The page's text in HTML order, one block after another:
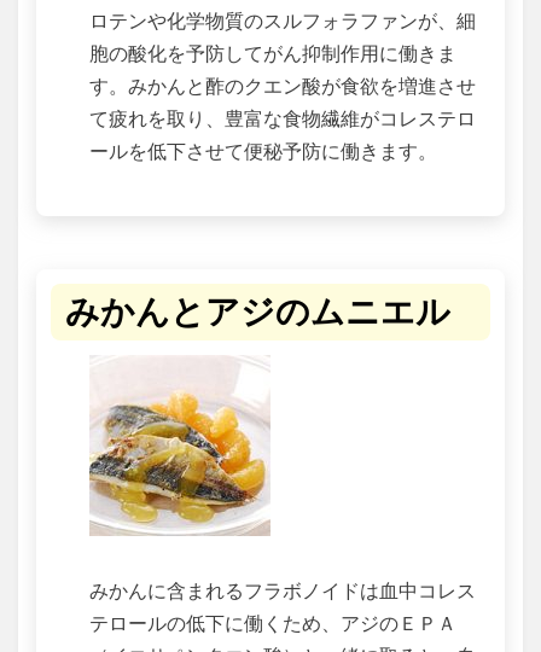
ロテンや化学物質のスルフォラファンが、細
胞の酸化を予防してがん抑制作用に働きま
す。みかんと酢のクエン酸が食欲を増進させ
て疲れを取り、豊富な食物繊維がコレステロ
ールを低下させて便秘予防に働きます。
みかんとアジのムニエル
みかんに含まれるフラボノイドは血中コレス
テロールの低下に働くため、アジのＥＰＡ